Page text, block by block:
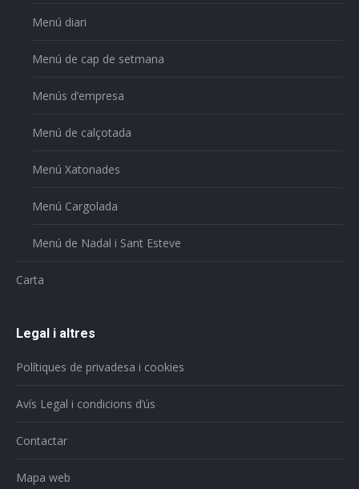
Menú diari
Menú de cap de setmana
Menús d’empresa
Menú de calçotada
Menú Xatonades
Menú Cargolada
Menú de Nadal i Sant Esteve
Carta
Legal i altres
Polítiques de privadesa i cookies
Avís Legal i condicions d’ús
Contactar
Mapa web